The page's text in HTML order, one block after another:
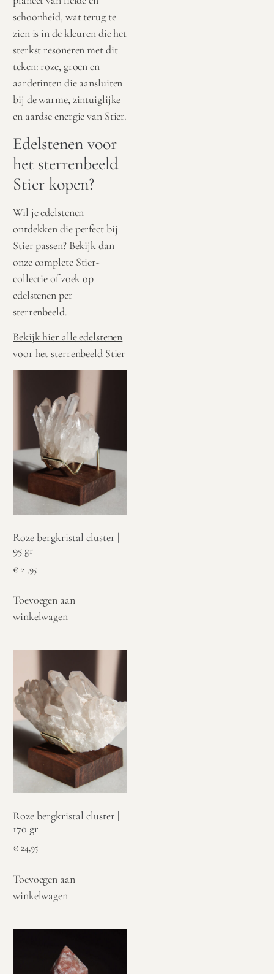
schoonheid, wat terug te
zien is in de kleuren die het
sterkst resoneren met dit
teken:roze, groenen
aardetinten die aansluiten
bij de warme, zintuiglijke
en aardse energie van Stier.
Edelstenen voor
het sterrenbeeld
Stier kopen?
Wil je edelstenen
ontdekken die perfect bij
Stier passen? Bekijk dan
onze complete Stier-
collectie of zoek op
edelstenen per
sterrenbeeld.
Bekijk hier alle edelstenen
voor het sterrenbeeld Stier
Roze bergkristal cluster |
95 gr
€21,95
Toevoegen aan
winkelwagen
Roze bergkristal cluster |
170 gr
€24,95
Toevoegen aan
winkelwagen